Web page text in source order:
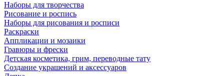
Наборы для творчества
Рисование и роспись
Наборы для рисования и росписи
Раскраски
Аппликации и мозаики
Гравюры и фрески
Детская косметика, грим, переводные тату
Создание украшений и аксессуаров